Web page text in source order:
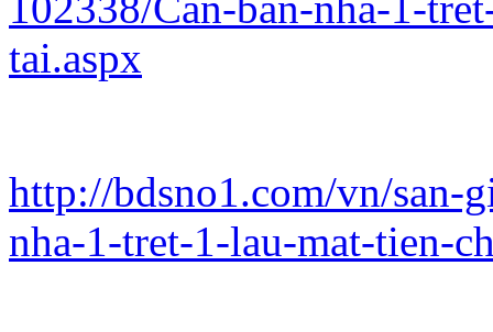
tai.aspx
http://bdsno1.com/vn/san-
nha-1-tret-1-lau-mat-tien-